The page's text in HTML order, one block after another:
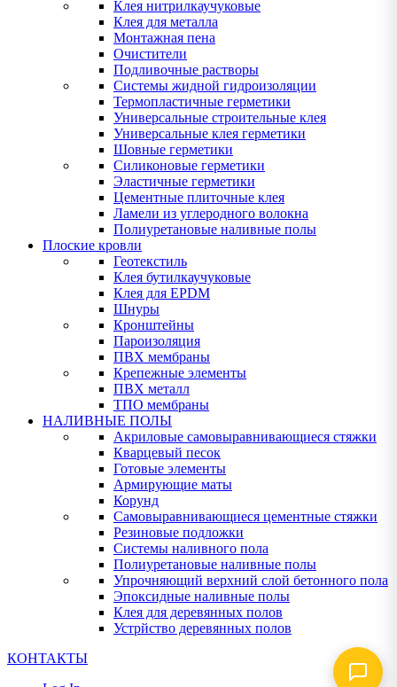
Клея нитрилкаучуковые
Клея для металла
Монтажная пена
Очистители
Подливочные растворы
Системы жидной гидроизоляции
Термопластичные герметики
Универсальные строительные клея
Универсальные клея герметики
Шовные герметики
Силиконовые герметики
Эластичные герметики
Цементные плиточные клея
Ламели из углеродного волокна
Полиуретановые наливные полы
Плоские кровли
Геотекстиль
Клея бутилкаучуковые
Клея для EPDM
Шнуры
Кронштейны
Пароизоляция
ПВХ мембраны
Крепежные элементы
ПВХ металл
ТПО мембраны
НАЛИВНЫЕ ПОЛЫ
Акриловые самовыравнивающиеся стяжки
Кварцевый песок
Готовые элементы
Армирующие маты
Корунд
Самовыравнивающиеся цементные стяжки
Резиновые подложки
Системы наливного пола
Полиуретановые наливные полы
Упрочняющий верхний слой бетонного пола
Эпоксидные наливные полы
Клея для деревянных полов
Устрйство деревянных полов
КОНТАКТЫ